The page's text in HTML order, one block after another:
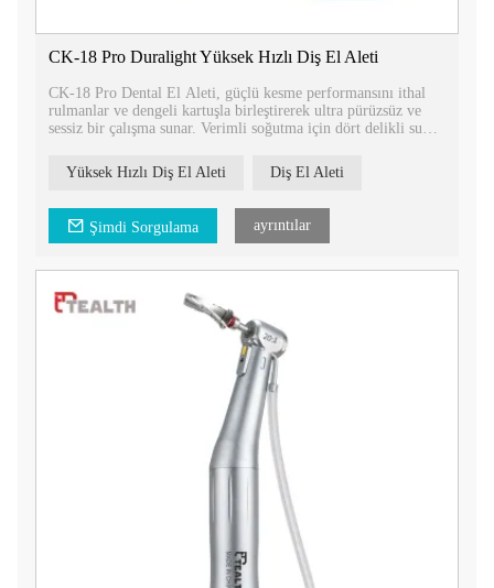
CK-18 Pro Duralight Yüksek Hızlı Diş El Aleti
CK-18 Pro Dental El Aleti, güçlü kesme performansını ithal
rulmanlar ve dengeli kartuşla birleştirerek ultra pürüzsüz ve
sessiz bir çalışma sunar. Verimli soğutma için dört delikli su
ile donatılmış olan bu cihaz, her işlemde hassasiyet ve konfor
sağlar.
Yüksek Hızlı Diş El Aleti Diş El Aleti
Şimdi Sorgulama ayrıntılar